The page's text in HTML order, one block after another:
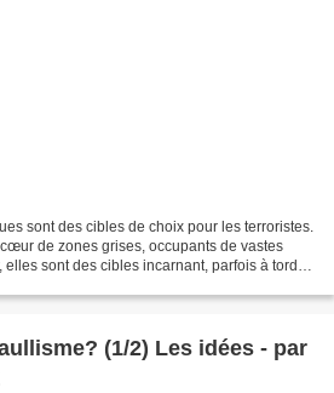
sont des cibles de choix pour les terroristes.
de zones grises, occupants de vastes
sont des cibles incarnant, parfois à tord,
(1/2) Les idées - par